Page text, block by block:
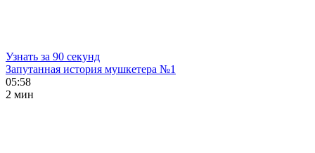
Узнать за 90 секунд
Запутанная история мушкетера №1
05:58
2 мин